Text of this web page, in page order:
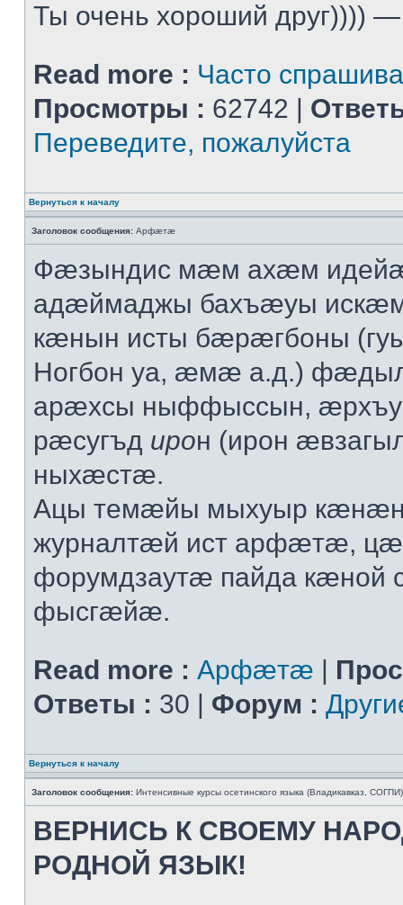
Ты очень хороший
Read more : Часто
Просмотры : 62742 |
Переведите, пожалуйста
Вернуться к началу
Заголовок сообщения: Арфæтæ
Фæзындис мæм ахæм
адæймаджы бахъæуы
кæнын исты бæрæгбоны
Ногбон уа, æмæ а.д.)
арæхсы ныффыссын,
рæсугъд ирон (ирон
ныхæстæ.
Ацы темæйы мыхуыр
журналтæй ист арфæтæ,
форумдзаутæ пайда
фысгæйæ.
Read more : Арфæтæ |
Ответы : 30 | Форум :
Вернуться к началу
Заголовок сообщения: Интенсивные курсы осетинского языка (Владикавказ, СОГПИ)
ВЕРНИСЬ К СВОЕМУ
РОДНОЙ ЯЗЫК!